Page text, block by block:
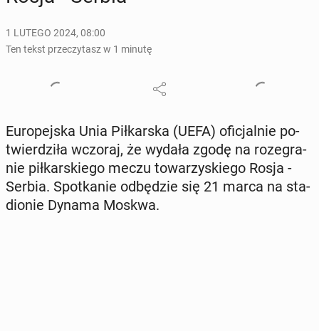
1 LUTEGO 2024, 08:00
Ten tekst przeczytasz w 1 minutę
Eu­ro­pej­ska Unia Pił­kar­ska (UEFA) ofi­cjal­nie po­
twier­dzi­ła wczoraj, że wydała zgodę na ro­ze­gra­
nie pił­kar­skie­go meczu to­wa­rzy­skie­go Rosja -
Serbia. Spo­tka­nie od­bę­dzie się 21 marca na sta­
dio­nie Dynama Moskwa.